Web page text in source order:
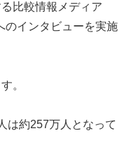
比較情報メディア
のインタビューを実施
。
は約257万人となって